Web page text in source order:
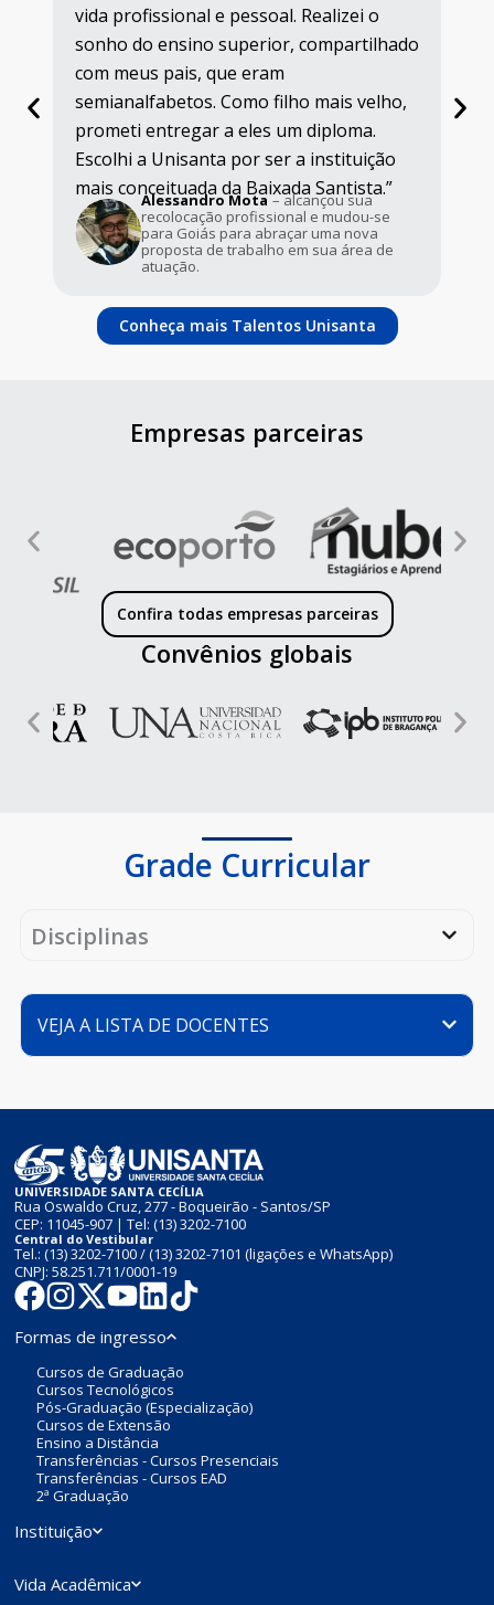
vida profissional e pessoal. Realizei o
sonho do ensino superior, compartilhado
com meus pais, que eram
semianalfabetos. Como filho mais velho,
prometi entregar a eles um diploma.
Escolhi a Unisanta por ser a instituição
mais conceituada da Baixada Santista.”
Alessandro Mota – alcançou sua
recolocação profissional e mudou-se
para Goiás para abraçar uma nova
proposta de trabalho em sua área de
atuação.
Conheça mais Talentos Unisanta
Empresas parceiras
Confira todas empresas parceiras
Convênios globais
Grade Curricular
Disciplinas
VEJA A LISTA DE DOCENTES
UNIVERSIDADE SANTA CECÍLIA
Rua Oswaldo Cruz, 277 - Boqueirão - Santos/SP
CEP: 11045-907 | Tel:(13) 3202-7100
Central do Vestibular
Tel.:(13) 3202-7100/(13) 3202-7101 (ligações e WhatsApp)
CNPJ: 58.251.711/0001-19
Formas de ingresso
Cursos de Graduação
Cursos Tecnológicos
Pós-Graduação (Especialização)
Cursos de Extensão
Ensino a Distância
Transferências - Cursos Presenciais
Transferências - Cursos EAD
2ª Graduação
Instituição
Vida Acadêmica